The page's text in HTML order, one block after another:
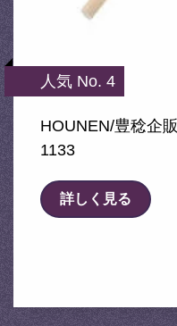
人気 No. 4
HOUNEN/豊稔企
1133
詳しく見る